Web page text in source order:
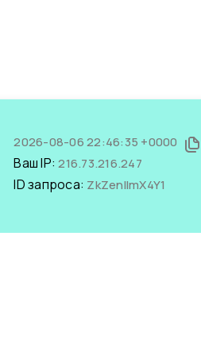
2026-08-06 22:46:35 +0000
Ваш IP:216.73.216.247
ID запроса: ZkZenlImX4Y1